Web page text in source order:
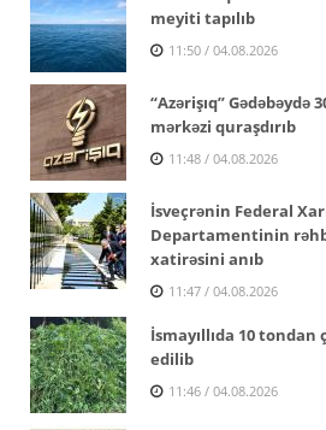
meyiti tapılıb
11:50 / 04.08.2026
“Azərişıq” Gədəbəydə
mərkəzi quraşdırıb
11:48 / 04.08.2026
İsveçrənin Federal
Departamentinin
xatirəsini anıb
11:47 / 04.08.2026
İsmayıllıda 10
edilib
11:46 / 04.08.2026